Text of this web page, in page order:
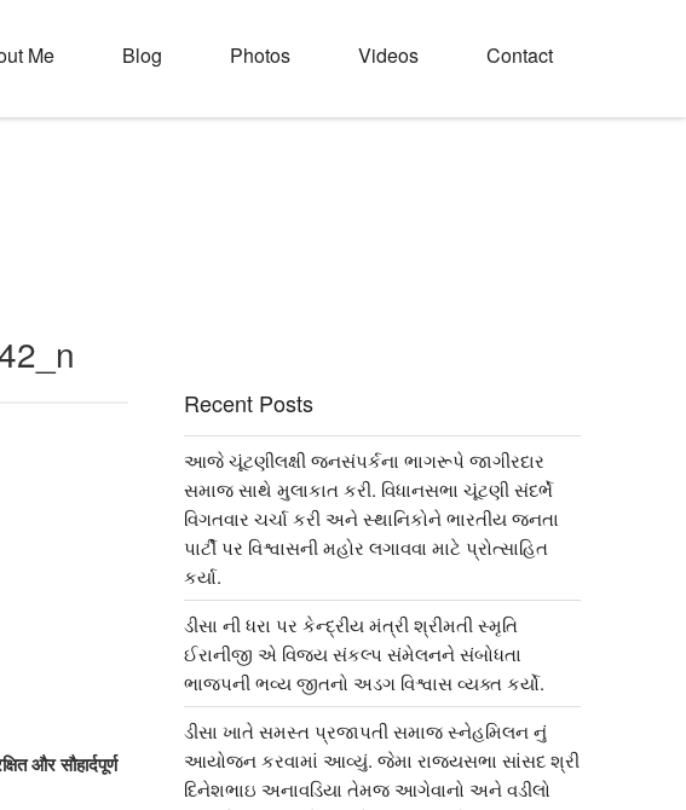
Me Blog Photos Videos Contact
और सौहार्दपूर्ण
Recent Posts
આજે ચૂંટણીલક્ષી જનસંપર્કના ભાગરૂપે જાગીરદાર
સમાજ સાથે મુલાકાત કરી. વિધાનસભા ચૂંટણી સંદર્ભે
વિગતવાર ચર્ચા કરી અને સ્થાનિકોને ભારતીય જનતા
પાર્ટી પર વિશ્વાસની મહોર લગાવવા માટે પ્રોત્સાહિત
કર્યા.
ડીસા ની ધરા પર કેન્દ્રીય મંત્રી શ્રીમતી સ્મૃતિ
ઈરાનીજી એ વિજય સંકલ્પ સંમેલનને સંબોધતા
ભાજપની ભવ્ય જીતનો અડગ વિશ્વાસ વ્યક્ત કર્યો.
ડીસા ખાતે સમસ્ત પ્રજાપતી સમાજ સ્નેહમિલન નું
આયોજન કરવામાં આવ્યું. જેમા રાજ્યસભા સાંસદ શ્રી
દિનેશભાઇ અનાવડિયા તેમજ આગેવાનો અને વડીલો